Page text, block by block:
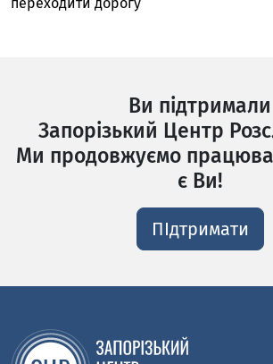
Ви підтримали
Запорізький Центр
Ми продовжуємо
є Ви!
ПІдтримати